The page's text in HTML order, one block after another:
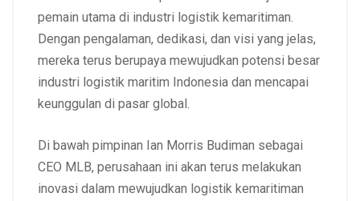
pemain utama di industri logistik kemaritiman.
Dengan pengalaman, dedikasi, dan visi yang jelas,
mereka terus berupaya mewujudkan potensi besar
industri logistik maritim Indonesia dan mencapai
keunggulan di pasar global.
Di bawah pimpinan Ian Morris Budiman sebagai
CEO MLB, perusahaan ini akan terus melakukan
inovasi dalam mewujudkan logistik kemaritiman